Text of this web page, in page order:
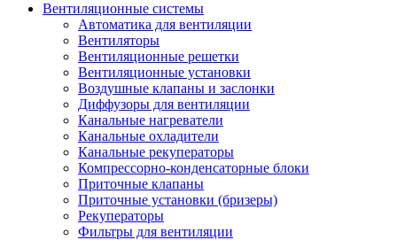
Вентиляционные системы
Автоматика для вентиляции
Вентиляторы
Вентиляционные решетки
Вентиляционные установки
Воздушные клапаны и заслонки
Диффузоры для вентиляции
Канальные нагреватели
Канальные охладители
Канальные рекуператоры
Компрессорно-конденсаторные блоки
Приточные клапаны
Приточные установки (бризеры)
Рекуператоры
Фильтры для вентиляции